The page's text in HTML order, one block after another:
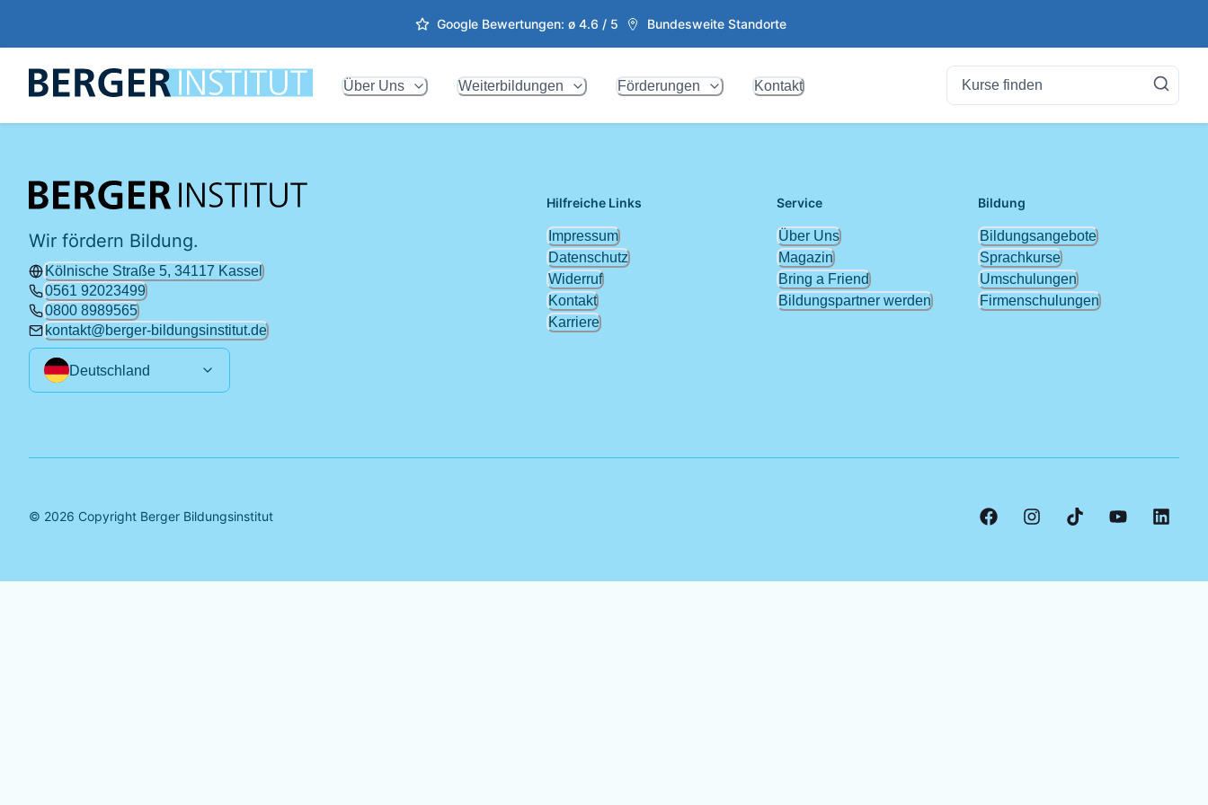
Google Bewertungen: ø 4.6 / 5 Bundesweite Standorte
Über Uns Weiterbildungen Förderungen Kontakt
Wir fördern Bildung.
Kölnische Straße 5, 34117 Kassel
0561 92023499
0800 8989565
kontakt@berger-bildungsinstitut.de
Deutschland
Hilfreiche Links
Impressum
Datenschutz
Widerruf
Kontakt
Karriere
Service
Über Uns
Magazin
Bring a Friend
Bildungspartner werden
Bildung
Bildungsangebote
Sprachkurse
Umschulungen
Firmenschulungen
© 2026 Copyright Berger Bildungsinstitut